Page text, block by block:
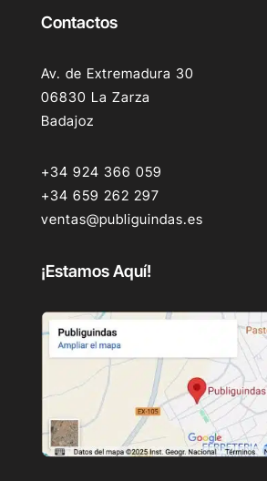
Contactos
Av. de Extremadura 30
06830 La Zarza
Badajoz
+34 924 366 059
+34 659 262 297
ventas@publiguindas.es
¡Estamos Aquí!